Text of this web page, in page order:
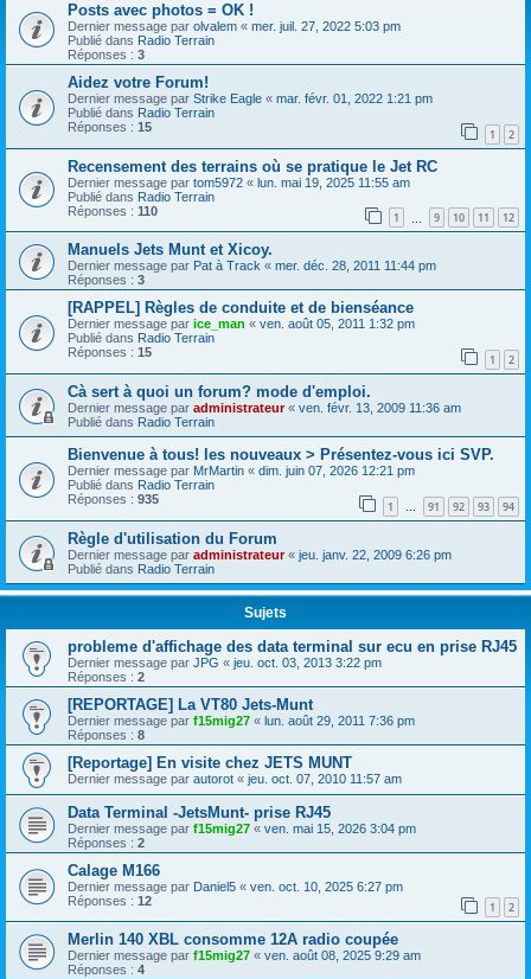
Posts avec photos = OK !
Dernier message par olvalem « mer. juil. 27, 2022 5:03 pm
Publié dans Radio Terrain
Réponses : 3
Aidez votre Forum!
Dernier message par Strike Eagle « mar. févr. 01, 2022 1:21 pm
Publié dans Radio Terrain
Réponses : 15 1 2
Recensement des terrains où se pratique le Jet RC
Dernier message par tom5972 « lun. mai 19, 2025 11:55 am
Publié dans Radio Terrain
Réponses : 110 1 9 10 11 12
Manuels Jets Munt et Xicoy.
Dernier message par Pat à Track « mer. déc. 28, 2011 11:44 pm
Réponses : 3
[RAPPEL] Règles de conduite et de bienséance
Dernier message par ice_man « ven. août 05, 2011 1:32 pm
Publié dans Radio Terrain
Réponses : 15 1 2
Cà sert à quoi un forum? mode d'emploi.
Dernier message par administrateur« ven. févr. 13, 2009 11:36 am
Publié dans Radio Terrain
Bienvenue à tous! les nouveaux > Présentez-vous ici SVP.
Dernier message par MrMartin « dim. juin 07, 2026 12:21 pm
Publié dans Radio Terrain
Réponses : 935 1 … 91 92 93 94
Règle d'utilisation du Forum
Dernier message par administrateur« jeu. janv. 22, 2009 6:26 pm
Publié dans Radio Terrain
Sujets
probleme d'affichage des data terminal sur ecu en prise RJ45
Dernier message par JPG « jeu. oct. 03, 2013 3:22 pm
Réponses : 2
[REPORTAGE] La VT80 Jets-Munt
Dernier message par f15mig27 « lun. août 29, 2011 7:36 pm
Réponses : 8
[Reportage] En visite chez JETS MUNT
Dernier message par autorot « jeu. oct. 07, 2010 11:57 am
Data Terminal -JetsMunt- prise RJ45
Dernier message par f15mig27 « ven. mai 15, 2026 3:04 pm
Réponses : 2
Calage M166
Dernier message par Daniel5 « ven. oct. 10, 2025 6:27 pm
Réponses : 12 1 2
Merlin 140 XBL consomme 12A radio coupée
Dernier message par f15mig27 « ven. août 08, 2025 9:29 am
Réponses : 4